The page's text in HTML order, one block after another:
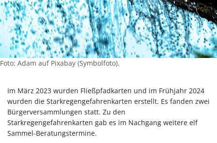
Foto: Adam auf Pixabay (Symbolfoto).
Im März 2023 wurden Fließpfadkarten und im Frühjahr 2024
wurden die Starkregengefahrenkarten erstellt. Es fanden zwei
Bürgerversammlungen statt. Zu den
Starkregengefahrenkarten gab es im Nachgang weitere elf
Sammel-Beratungstermine.